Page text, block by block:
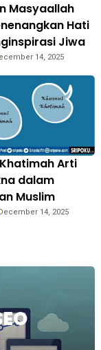
Masyaallah
Hati
Jiwa
14, 2025
Arti
dalam
Muslim
December 14, 2025